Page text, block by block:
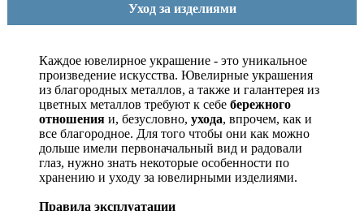
Уход за изделиями
Каждое ювелирное украшение - это уникальное
произведение искусства. Ювелирные украшения
из благородных металлов, а также и галантерея из
цветных металлов требуют к себе бережного
отношения и, безусловно, ухода, впрочем, как и
все благородное. Для того чтобы они как можно
дольше имели первоначальный вид и радовали
глаз, нужно знать некоторые особенности по
хранению и уходу за ювелирными изделиями.
Правила эксплуатации